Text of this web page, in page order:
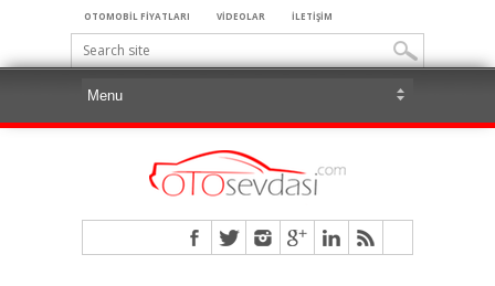
OTOMOBİL FİYATLARI VİDEOLAR İLETİŞİM